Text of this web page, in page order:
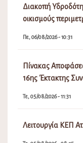
Διακοπή
οικισμούς
Πε, 06/08/2026 - 10:31
Πίνακας
16ης Έκτακτης
Τε, 05/08/2026 - 11:31
Λειτουργία ΚΕΠ